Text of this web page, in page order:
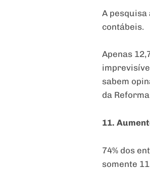
A
contábeis.
Apenas
sabem
da
11.
74% dos
somente